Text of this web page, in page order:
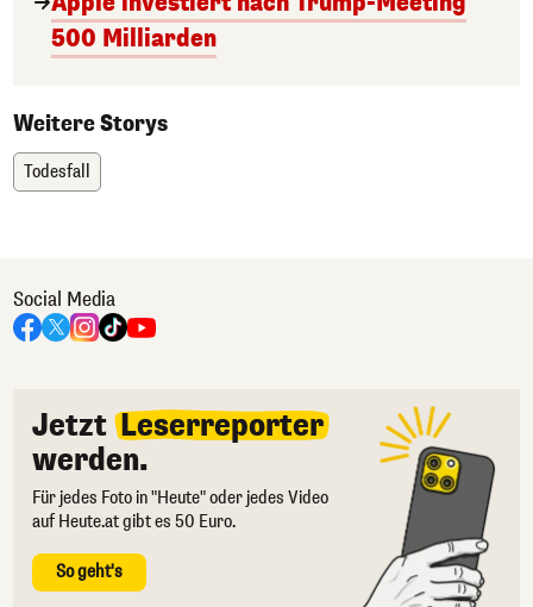
500 Milliarden
Weitere Storys
Todesfall
Social Media
Jetzt Leserreporter
werden.
Für jedes Foto in "Heute" oder jedes Video
auf Heute.at gibt es 50 Euro.
So geht's